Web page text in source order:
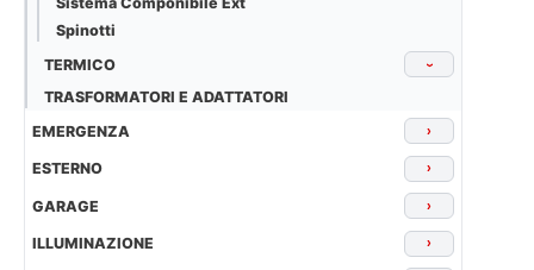
Spinotti
TERMICO
›
TRASFORMATORI E ADATTATORI
EMERGENZA
›
ESTERNO ›
GARAGE ›
ILLUMINAZIONE ›